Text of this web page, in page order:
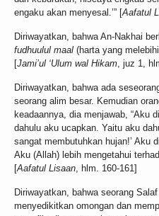
engaku akan menyesal.’” [Aafatul
Diriwayatkan, bahwa An-Nakhai
fudhuulul maal (harta yang
[Jami’ul ‘Ulum wal Hikam, juz 1,
Diriwayatkan, bahwa ada
seorang alim besar. Kemudian
keadaannya, dia menjawab, “Aku
dahulu aku ucapkan. Yaitu aku
sangat membutuhkan hujan!’ Aku
Aku (Allah) lebih mengetahui
[Aafatul Lisaan, hlm. 160-161]
Diriwayatkan, bahwa seorang
menyedikitkan omongan dan